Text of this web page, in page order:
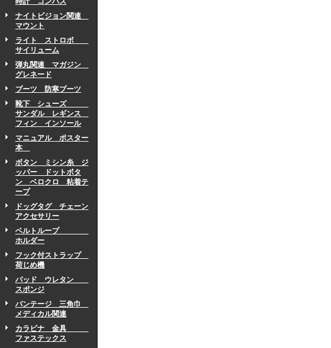
ナイトビジョン関連
マウント
ライト ストロボ
サイリューム
弾丸関連 マガジン
グレネード
ブーツ 防寒ブーツ
靴下 シューズ
サンダル レギンス
フィン インソール
マニュアル ポスター
本
ボタン ミシン糸 ジ
ッパー ドットボタ
ン ベロクロ 粘着テ
ープ
ドッグタグ チェーン
アクセサリー
ベルトループ
ホルダー
フック付ストラップ
荷じめ機
パッド ウレタン
スポンジ
バンテージ 三角巾
メディカル関連
カラビナ 金具
ファステックス